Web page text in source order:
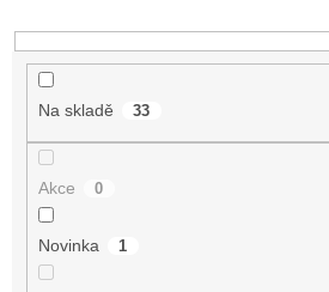
Na skladě 33
Akce 0
Novinka 1